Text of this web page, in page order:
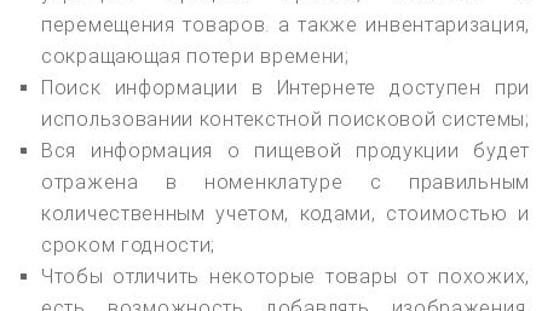
перемещения товаров. а также инвентаризация,
сокращающая потери времени;
Поиск информации в Интернете доступен при
использовании контекстной поисковой системы;
Вся информация о пищевой продукции будет
отражена в номенклатуре с правильным
количественным учетом, кодами, стоимостью и
сроком годности;
Чтобы отличить некоторые товары от похожих,